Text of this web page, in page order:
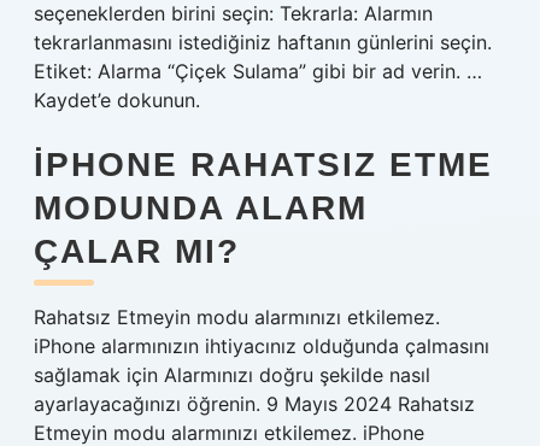
seçeneklerden birini seçin: Tekrarla: Alarmın
tekrarlanmasını istediğiniz haftanın günlerini seçin.
Etiket: Alarma “Çiçek Sulama” gibi bir ad verin. …
Kaydet’e dokunun.
IPHONE RAHATSIZ ETME
MODUNDA ALARM
ÇALAR MI?
Rahatsız Etmeyin modu alarmınızı etkilemez.
iPhone alarmınızın ihtiyacınız olduğunda çalmasını
sağlamak için Alarmınızı doğru şekilde nasıl
ayarlayacağınızı öğrenin. 9 Mayıs 2024 Rahatsız
Etmeyin modu alarmınızı etkilemez. iPhone